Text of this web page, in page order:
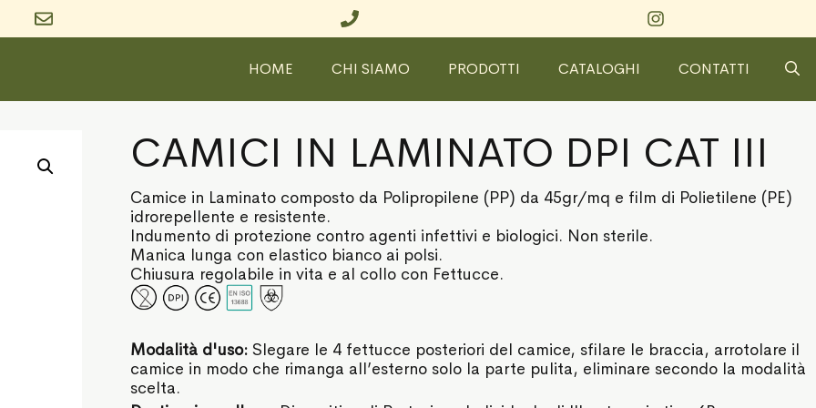
HOME CHI SIAMO PRODOTTI CATALOGHI CONTATTI
CAMICI IN LAMINATO DPI CAT III
Camice in Laminato composto da Polipropilene (PP) da 45gr/mq e film di Polietilene (PE)
idrorepellente e resistente.
Indumento di protezione contro agenti infettivi e biologici. Non sterile.
Manica lunga con elastico bianco ai polsi.
Chiusura regolabile in vita e al collo con Fettucce.
Modalità d'uso:Slegare le 4 fettucce posteriori del camice, sfilare le braccia, arrotolare il
camice in modo che rimanga all’esterno solo la parte pulita, eliminare secondo la modalità
scelta.